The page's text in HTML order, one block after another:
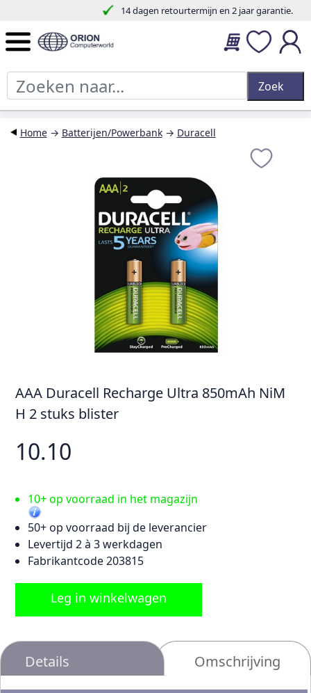
14 dagen retourtermijn en 2 jaar garantie.
Home→ Batterijen/Powerbank→ Duracell
AAA Duracell Recharge Ultra 850mAh NiM
H 2 stuks blister
10.10
10+ op voorraad in het magazijn
50+ op voorraad bij de leverancier
Levertijd 2 à 3 werkdagen
Fabrikantcode 203815
Leg in winkelwagen
Details Omschrijving